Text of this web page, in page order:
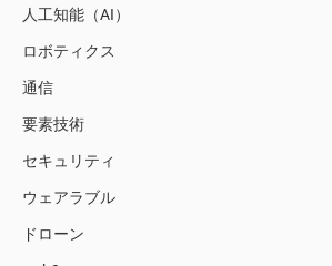
人工知能（AI）
ロボティクス
通信
要素技術
セキュリティ
ウェアラブル
ドローン